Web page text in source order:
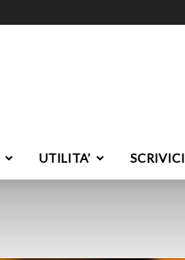
UTILITA’ SCRIVICI